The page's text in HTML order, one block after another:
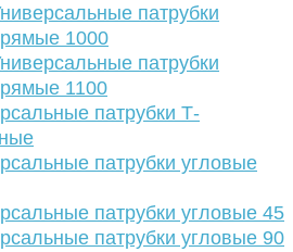
патрубки
1000
патрубки
1100
патрубки Т-
патрубки угловые
патрубки угловые 45
патрубки угловые 90